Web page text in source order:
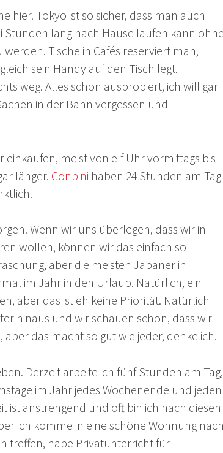
hier. Tokyo ist so sicher, dass man auch
lang nach Hause laufen kann
Tische in Cafés reserviert man,
sein Handy auf den Tisch legt.
weg. Alles schon ausprobiert, ich will gar
in der Bahn vergessen und
einkaufen, meist von elf Uhr vormittags bis
länger. Conbini haben 24 Stunden am Tag
Wenn wir uns überlegen, dass wir in
wollen, können wir das einfach so
aber die meisten Japaner in
im Jahr in den Urlaub. Natürlich, ein
aber das ist eh keine Priorität. Natürlich
hinaus und wir schauen schon, dass wir
das macht so gut wie jeder, denke ich.
Derzeit arbeite ich fünf Stunden am Tag,
im Jahr jedes Wochenende und jeden
ist anstrengend und oft bin ich nach diesen
ich komme in eine schöne Wohnung
treffen, habe Privatunterricht für